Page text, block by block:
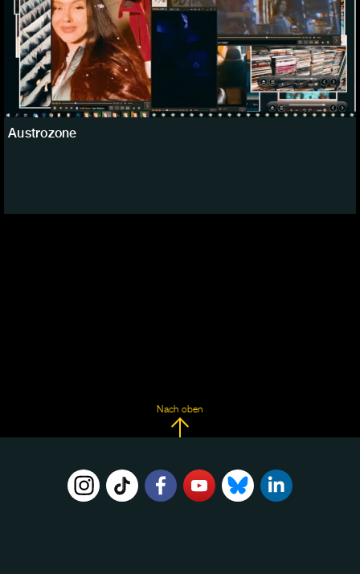
Austrozone
Nach oben